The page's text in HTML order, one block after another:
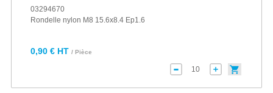
03294670
Rondelle nylon M8 15.6x8.4 Ep1.6
0,90 € HT / Pièce